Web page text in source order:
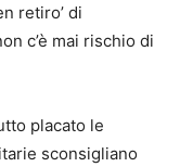
retiro’ di
c’è mai rischio di
placato le
sconsigliano